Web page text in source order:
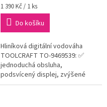
Měrná
cena:
1 390 Kč / 1 ks
Do košíku
Hliníková digitální vodováha
TOOLCRAFT TO-9469539: ✅
jednoduchá obsluha,
podsvícený displej, zvýšené
krytí IP54✅ integrovaný